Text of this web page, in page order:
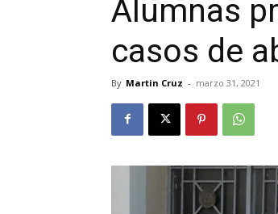
Alumnas
casos de
By Martin Cruz - marzo 31, 2021